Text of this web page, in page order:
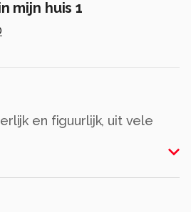
mijn huis 1
en figuurlijk, uit vele
leven.